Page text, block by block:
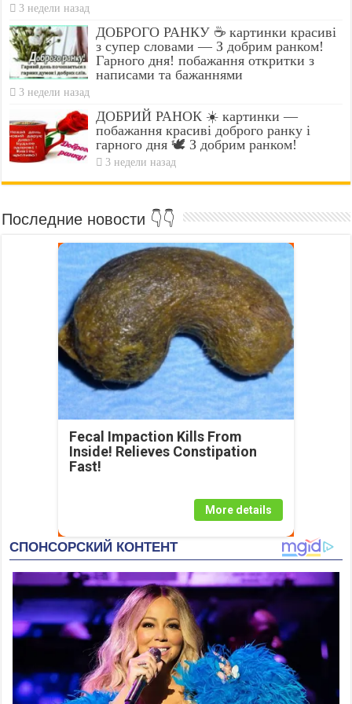
3 недели назад
ДОБРОГО РАНКУ ☕ картинки красиві
з супер словами — З добрим ранком!
Гарного дня! побажання откритки з
написами та бажаннями
3 недели назад
ДОБРИЙ РАНОК ☀️ картинки —
побажання красиві доброго ранку і
гарного дня 🕊️ З добрим ранком!
3 недели назад
Последние новости 👇👇
Fecal Impaction Kills From
Inside! Relieves Constipation
Fast!
More details